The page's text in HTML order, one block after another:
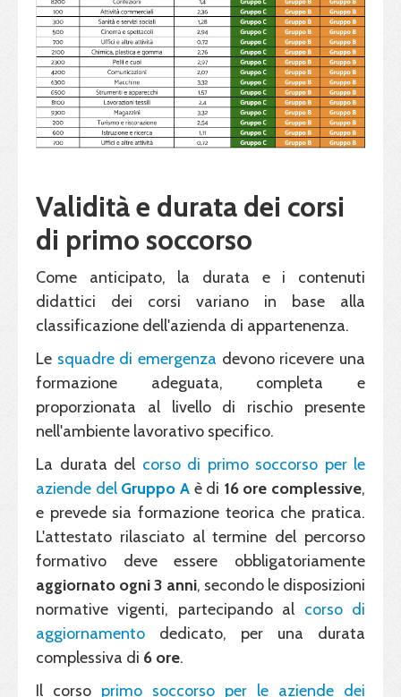
Validità e durata dei corsi
di primo soccorso
Come anticipato, la durata e i contenuti
didattici dei corsi variano in base alla
classificazione dell'azienda di appartenenza.
Le squadre di emergenza devono ricevere una
formazione adeguata, completa e
proporzionata al livello di rischio presente
nell'ambiente lavorativo specifico.
La durata del corso di primo soccorso per le
aziende del Gruppo Aè di 16 ore complessive,
e prevede sia formazione teorica che pratica.
L'attestato rilasciato al termine del percorso
formativo deve essere obbligatoriamente
aggiornato ogni 3 anni, secondo le disposizioni
normative vigenti, partecipando al corso di
aggiornamento dedicato, per una durata
complessiva di 6 ore.
Il corso primo soccorso per le aziende dei